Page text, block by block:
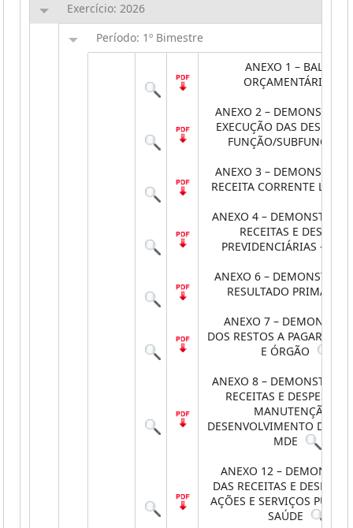
Exercício: 2026
Período: 1º Bimestre
ANEXO 1 –
ORÇAMENTÁRIO
ANEXO 2 –
EXECUÇÃO DAS
FUNÇÃO/SUBFUNÇÃO
ANEXO 3 –
RECEITA CORRENTE
ANEXO 4 –
RECEITAS E
PREVIDENCIÁRIAS - RPPS
ANEXO 6 –
RESULTADO PRIMÁRIO
ANEXO 7 –
DOS RESTOS A PAGAR POR
E ÓRGÃO
ANEXO 8 –
RECEITAS E DESPESAS
MANUTENÇÃO E
DESENVOLVIMENTO DO
MDE
ANEXO 12 –
DAS RECEITAS E
AÇÕES E SERVIÇOS
SAÚDE